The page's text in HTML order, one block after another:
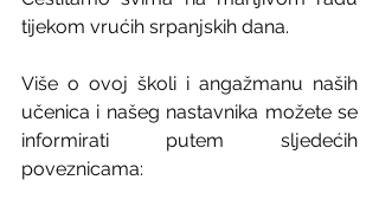
tijekom vrućih srpanjskih dana.
Više o ovoj školi i angažmanu naših
učenica i našeg nastavnika možete se
informirati putem sljedećih
poveznicama: